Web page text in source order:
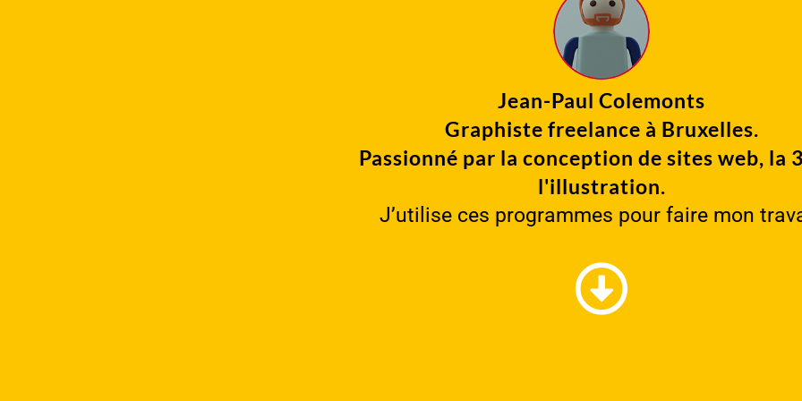
Jean-Paul Colemonts
Graphiste freelance à Bruxelles.
Passionné par la conception de sites web, la
l'illustration.
J’utilise ces programmes pour faire mon